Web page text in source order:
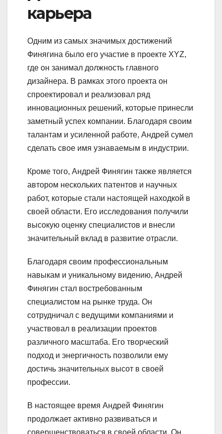
карьера
Одним из самых значимых достижений
Финягина было его участие в проекте XYZ,
где он занимал должность главного
дизайнера. В рамках этого проекта он
спроектировал и реализовал ряд
инновационных решений, которые принесли
заметный успех компании. Благодаря своим
талантам и усиленной работе, Андрей сумел
сделать свое имя узнаваемым в индустрии.
Кроме того, Андрей Финягин также является
автором нескольких патентов и научных
работ, которые стали настоящей находкой в
своей области. Его исследования получили
высокую оценку специалистов и внесли
значительный вклад в развитие отрасли.
Благодаря своим профессиональным
навыкам и уникальному видению, Андрей
Финягин стал востребованным
специалистом на рынке труда. Он
сотрудничал с ведущими компаниями и
участвовал в реализации проектов
различного масштаба. Его творческий
подход и энергичность позволили ему
достичь значительных высот в своей
профессии.
В настоящее время Андрей Финягин
продолжает активно развиваться и